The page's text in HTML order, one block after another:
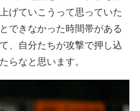
げていこうって思っていた
できなかった時間帯がある
、自分たちが攻撃で押し込
らなと思います。